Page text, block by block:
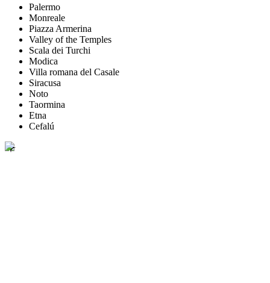
Palermo
Monreale
Piazza Armerina
Valley of the Temples
Scala dei Turchi
Modica
Villa romana del Casale
Siracusa
Noto
Taormina
Etna
Cefalú